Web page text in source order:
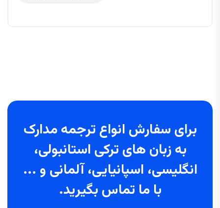
برای سفارش انواع ترجمه مدارک
به زبان های ترکی استانبولی،
انگلیسی، اسپانیایی، آلمانی و ...
با ما تماس بگیرید.